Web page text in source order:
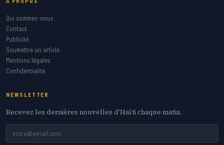
Qui sommes-nous
Contact
Publicité
Soumettre un article
Mentions légales
Confidentialité
NEWSLETTER
Recevez les dernières nouvelles d'Haïti chaque matin.